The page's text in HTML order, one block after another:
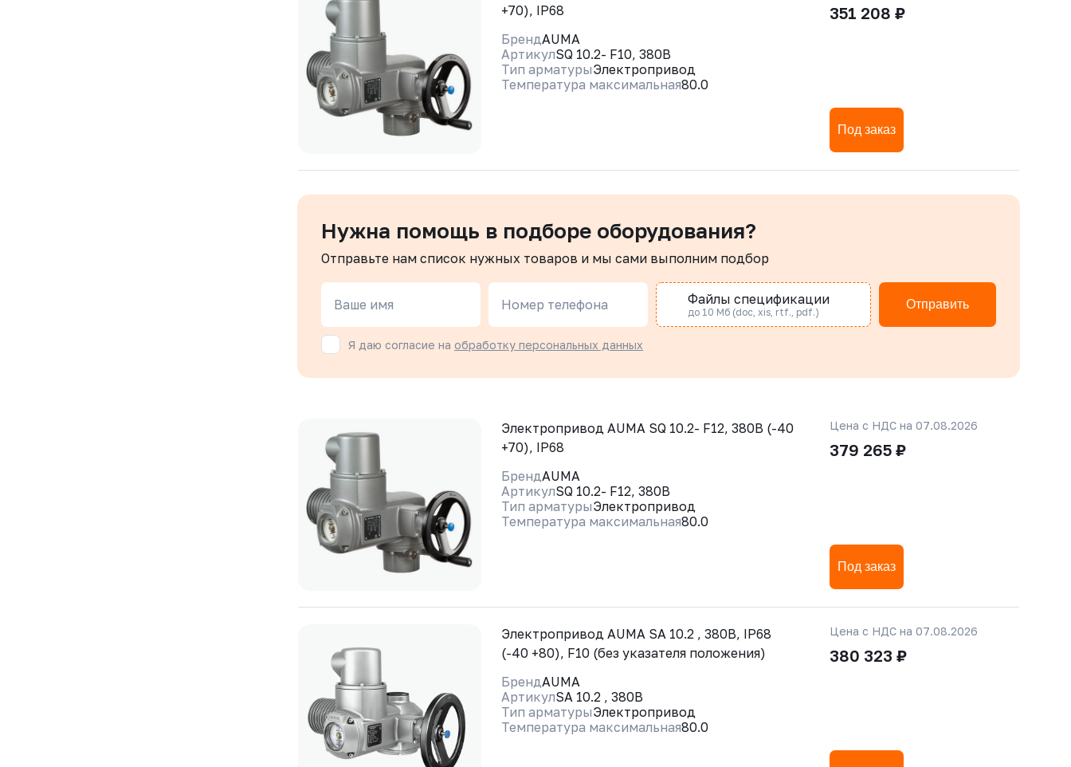
+70), IP68
БрендAUMA
АртикулSQ 10.2- F10, 380В
Тип арматурыЭлектропривод
Температура максимальная80.0
351 208 ₽
Под заказ
Нужна помощь в подборе оборудования?
Отправьте нам список нужных товаров и мы сами выполним подбор
Ваше имя Номер телефона Файлы спецификации
до 10 Мб (doc, xis, rtf., pdf.)
Отправить
Я даю согласие на обработку персональных данных
Электропривод AUMA SQ 10.2- F12, 380В (-40
+70), IP68
БрендAUMA
АртикулSQ 10.2- F12, 380В
Тип арматурыЭлектропривод
Температура максимальная80.0
Цена с НДС на 07.08.2026
379 265 ₽
Под заказ
Электропривод AUMA SA 10.2 , 380В, IP68
(-40 +80), F10 (без указателя положения)
БрендAUMA
АртикулSA 10.2 , 380В
Тип арматурыЭлектропривод
Температура максимальная80.0
Цена с НДС на 07.08.2026
380 323 ₽